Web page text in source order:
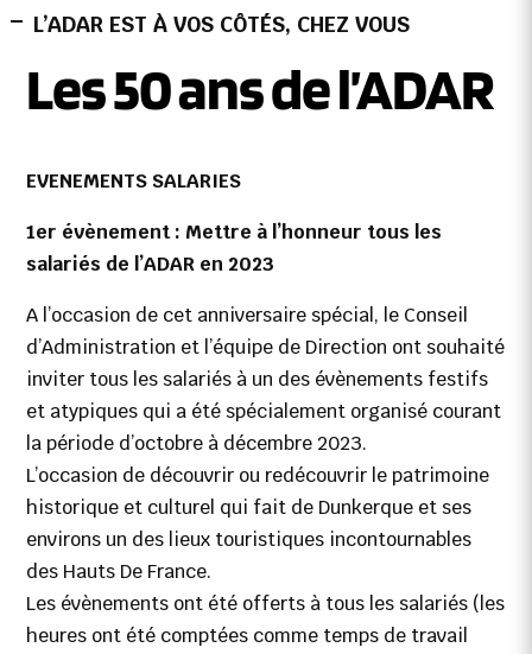
L’ADAR EST À VOS CÔTÉS, CHEZ VOUS
Les 50 ans de l’ADAR
EVENEMENTS SALARIES
1er évènement : Mettre à l’honneur tous les
salariés de l’ADAR en 2023
A l’occasion de cet anniversaire spécial, le Conseil
d’Administration et l’équipe de Direction ont souhaité
inviter tous les salariés à un des évènements festifs
et atypiques qui a été spécialement organisé courant
la période d’octobre à décembre 2023.
L’occasion de découvrir ou redécouvrir le patrimoine
historique et culturel qui fait de Dunkerque et ses
environs un des lieux touristiques incontournables
des Hauts De France.
Les évènements ont été offerts à tous les salariés (les
heures ont été comptées comme temps de travail